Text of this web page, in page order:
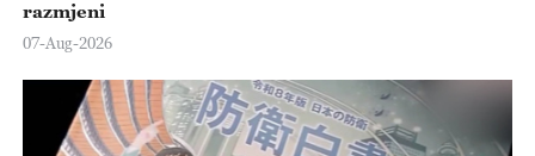
razmjeni
07-Aug-2026